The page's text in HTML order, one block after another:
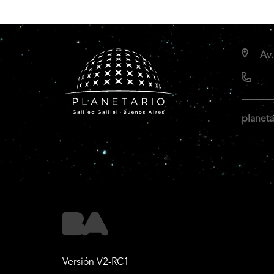
Versión V2-RC1